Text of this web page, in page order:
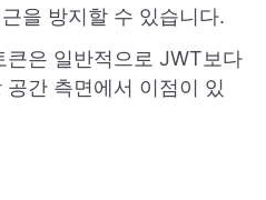
을 방지할 수 있습니다.
큰은 일반적으로 JWT보다
간 측면에서 이점이 있